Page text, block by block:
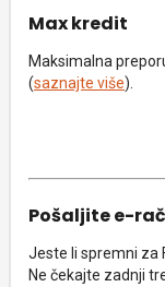
Max kredit
Maksimalna
(saznajte više).
Pošaljite e-
Jeste li spremni za
Ne čekajte zadnji